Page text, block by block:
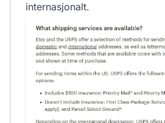
internasjonalt.